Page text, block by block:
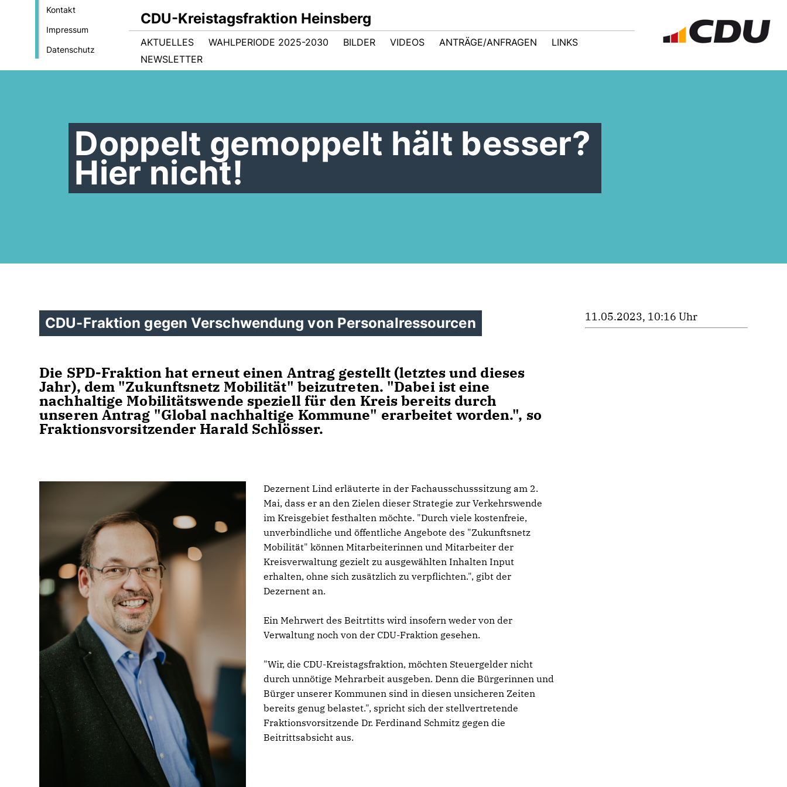
Kontakt
Impressum
Datenschutz
CDU-Kreistagsfraktion Heinsberg
AKTUELLES WAHLPERIODE 2025-2030 BILDER VIDEOS ANTRÄGE/ANFRAGEN
LINKS
NEWSLETTER
Doppelt gemoppelt hält besser?
Hier nicht!
CDU-Fraktion gegen Verschwendung von Personalressourcen
Die SPD-Fraktion hat erneut einen Antrag gestellt (letztes und dieses
Jahr), dem "Zukunftsnetz Mobilität" beizutreten. "Dabei ist eine
nachhaltige Mobilitätswende speziell für den Kreis bereits durch
unseren Antrag "Global nachhaltige Kommune" erarbeitet worden.", so
Fraktionsvorsitzender Harald Schlösser.
Dezernent Lind erläuterte in der Fachausschusssitzung am 2.
Mai, dass er an den Zielen dieser Strategie zur Verkehrswende
im Kreisgebiet festhalten möchte. "Durch viele kostenfreie,
unverbindliche und öffentliche Angebote des "Zukunftsnetz
Mobilität" können Mitarbeiterinnen und Mitarbeiter der
Kreisverwaltung gezielt zu ausgewählten Inhalten Input
erhalten, ohne sich zusätzlich zu verpflichten.", gibt der
Dezernent an.
Ein Mehrwert des Beitrtitts wird insofern weder von der
Verwaltung noch von der CDU-Fraktion gesehen.
"Wir, die CDU-Kreistagsfraktion, möchten Steuergelder nicht
durch unnötige Mehrarbeit ausgeben. Denn die Bürgerinnen und
Bürger unserer Kommunen sind in diesen unsicheren Zeiten
bereits genug belastet.", spricht sich der stellvertretende
Fraktionsvorsitzende Dr. Ferdinand Schmitz gegen die
Beitrittsabsicht aus.
11.05.2023, 10:16 Uhr